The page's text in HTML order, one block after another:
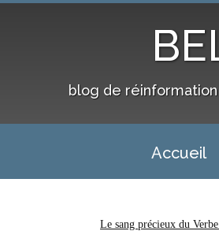
blog de
Accueil
Le sang précieux du